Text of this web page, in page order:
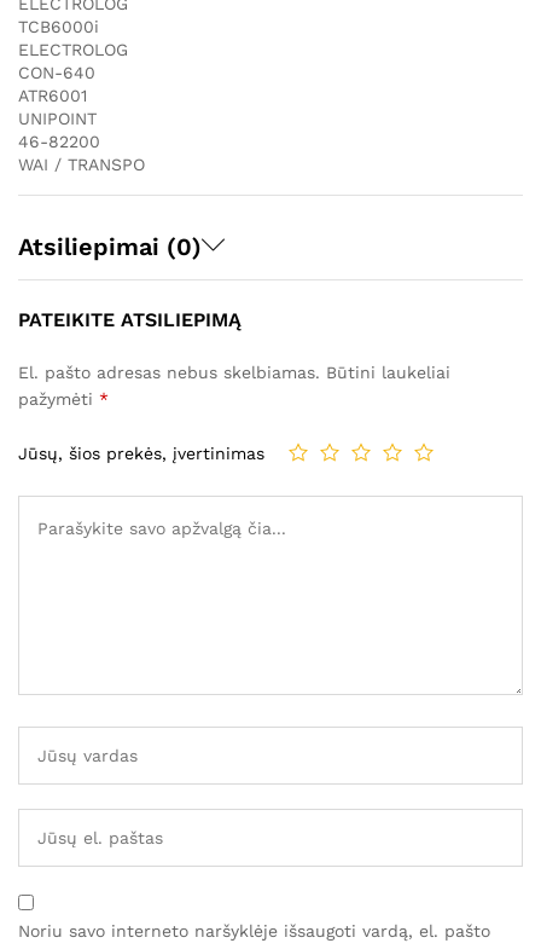
TCB6000i
ELECTROLOG
CON-640
ATR6001
UNIPOINT
46-82200
WAI / TRANSPO
Atsiliepimai (0)
PATEIKITE ATSILIEPIMĄ
El. pašto adresas nebus skelbiamas. Būtini laukeliai
pažymėti *
Jūsų, šios prekės, įvertinimas
Noriu savo interneto naršyklėje išsaugoti vardą, el. pašto